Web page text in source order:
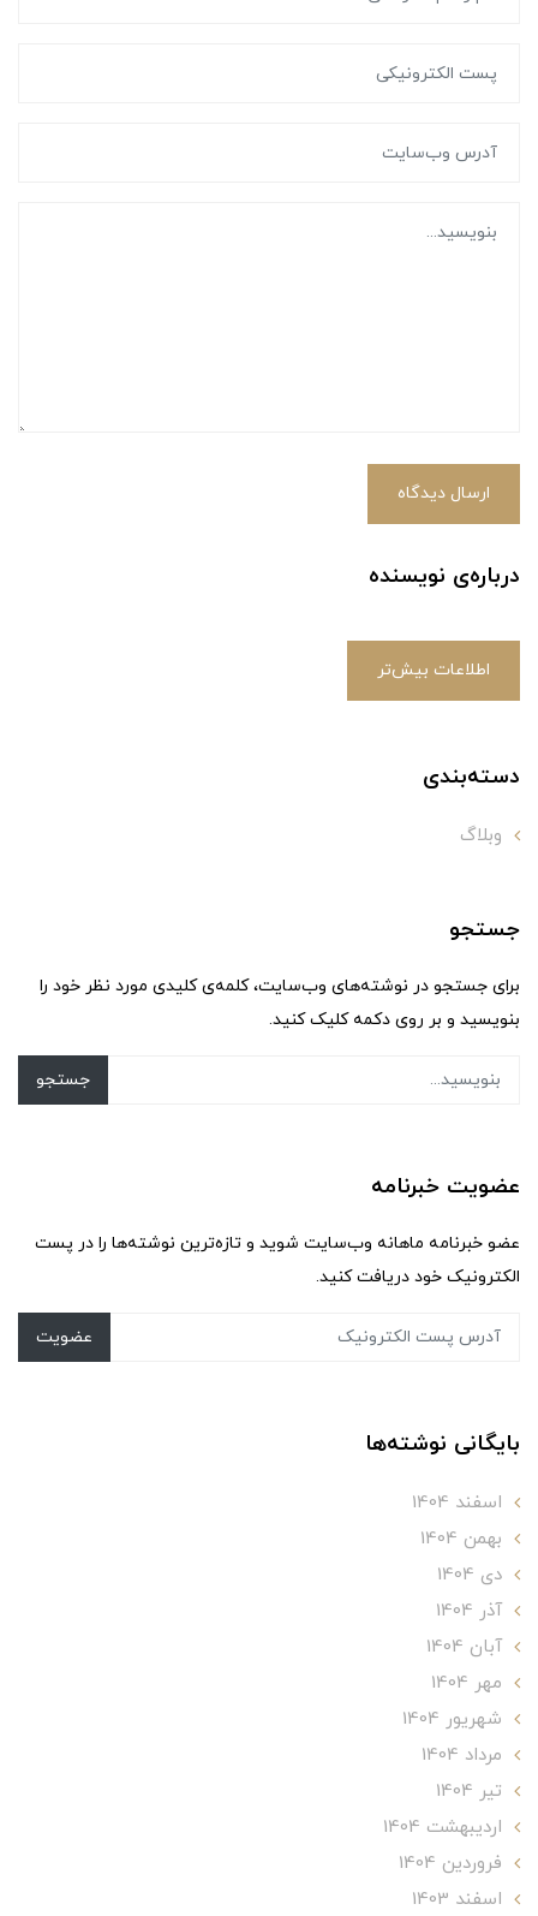
ارسال دیدگاه
درباره‌ی نویسنده
اطلاعات بیش‌تر
دسته‌بندی
وبلاگ
جستجو
برای جستجو در نوشته‌های وب‌سایت، کلمه‌ی کلیدی مورد نظر خود را
بنویسید و بر روی دکمه کلیک کنید.
جستجو
عضویت خبرنامه
عضو خبرنامه ماهانه وب‌سایت شوید و تازه‌ترین نوشته‌ها را در پست
الکترونیک خود دریافت کنید.
عضویت
بایگانی نوشته‌ها
اسفند 1404
بهمن 1404
دی 1404
آذر 1404
آبان 1404
مهر 1404
شهریور 1404
مرداد 1404
تير 1404
ارديبهشت 1404
فروردین 1404
اسفند 1403